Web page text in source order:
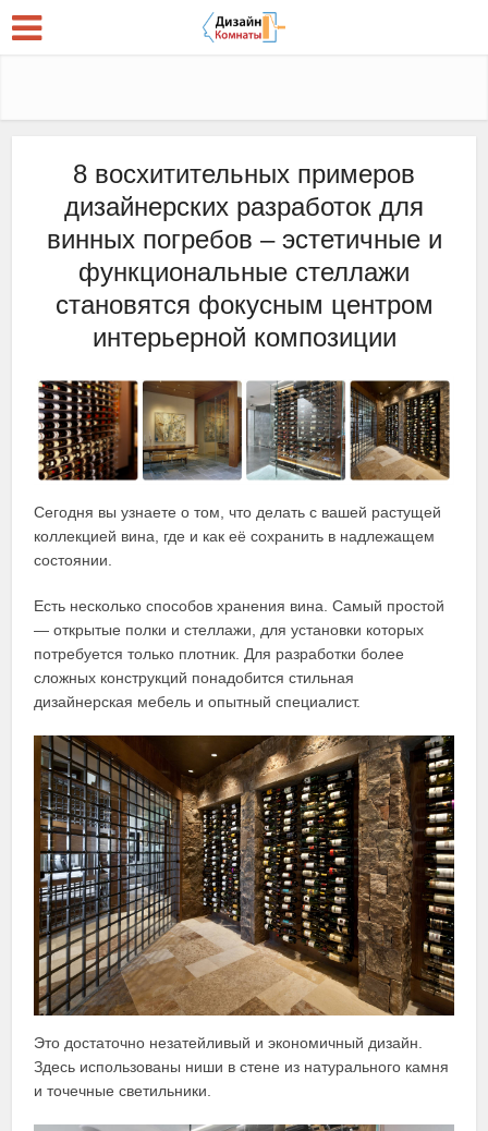
8 восхитительных примеров
дизайнерских разработок для
винных погребов – эстетичные и
функциональные стеллажи
становятся фокусным центром
интерьерной композиции
Сегодня вы узнаете о том, что делать с вашей растущей
коллекцией вина, где и как её сохранить в надлежащем
состоянии.
Есть несколько способов хранения вина. Самый простой
— открытые полки и стеллажи, для установки которых
потребуется только плотник. Для разработки более
сложных конструкций понадобится стильная
дизайнерская мебель и опытный специалист.
Это достаточно незатейливый и экономичный дизайн.
Здесь использованы ниши в стене из натурального камня
и точечные светильники.